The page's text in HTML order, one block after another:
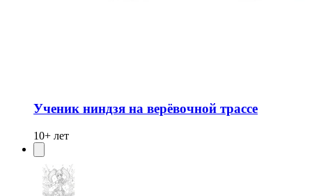
Ученик ниндзя на верёвочной трассе
10+ лет